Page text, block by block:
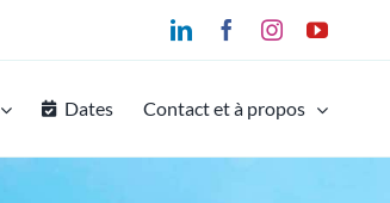
LinkedInFacebookInstagram
Dates Contact et à propos